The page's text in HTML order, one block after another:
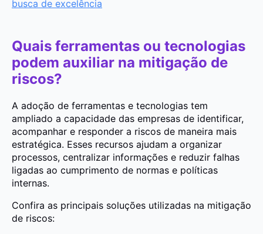
busca de excelência
Quais ferramentas ou tecnologias
podem auxiliar na mitigação de
riscos?
A adoção de ferramentas e tecnologias tem
ampliado a capacidade das empresas de identificar,
acompanhar e responder a riscos de maneira mais
estratégica. Esses recursos ajudam a organizar
processos, centralizar informações e reduzir falhas
ligadas ao cumprimento de normas e políticas
internas.
Confira as principais soluções utilizadas na mitigação
de riscos: